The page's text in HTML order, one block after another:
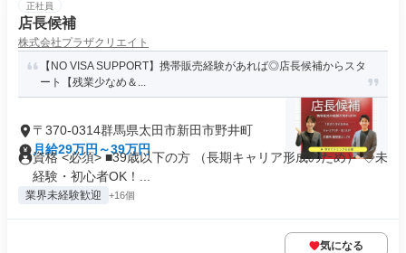
正社員
店長候補
株式会社プラザクリエイト
【NO VISA SUPPORT】携帯販売経験があれば◎店長候補からスタ
ート【残業少なめ＆...
〒370-0314群馬県太田市新田市野井町
月給29万円～39万円
資格 <必須> ■39歳以下の方 （長期キャリア形成のため） ◇未
経験・初心者OK！...
業界未経験歓迎 +16個
気になる